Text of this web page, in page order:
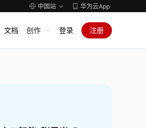
中国站 华为云App
文档 创作 登录 注册